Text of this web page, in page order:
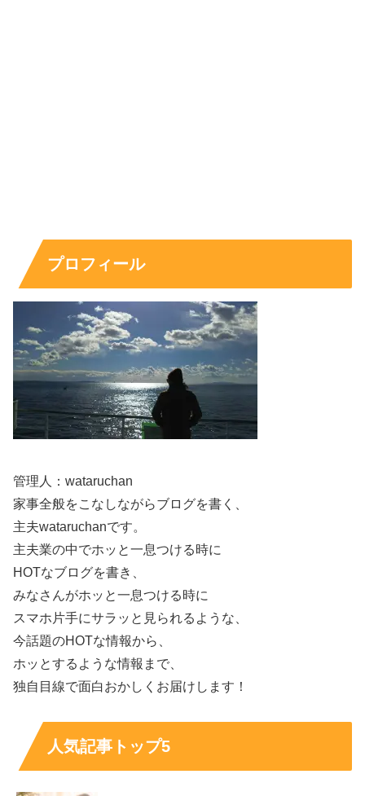
での7年間出演を継続中！
こちらは2022年の『ビズリーチ』のCMですが、7年間ず
ーっと起用され続けるっていうのもすごいですよね。
そして、こちらのCMを見ても分かる通り、
れ！』での吉谷彩子さんよりも長めのショートヘアで全然
印象が違いますよね！
となると、
かな～？」という事が気になり、
プロフィール
管理人：wataruchan
家事全般をこなしながらブログを書く、
主夫wataruchanです。
主夫業の中でホッと一息つける時に
HOTなブログを書き、
みなさんがホッと一息つける時に
スマホ片手にサラッと見られるような、
今話題のHOTな情報から、
ホッとするような情報まで、
独自目線で面白おかしくお届けします！
人気記事トップ5